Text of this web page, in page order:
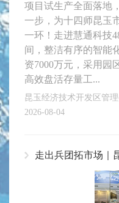
项目试生产全面落地
一步，为十四师昆玉
一环！走进慧通科技
间，整洁有序的智能
资7000万元，采用园
高效盘活存量工...
昆玉经济技术开发区管
2026-08-04